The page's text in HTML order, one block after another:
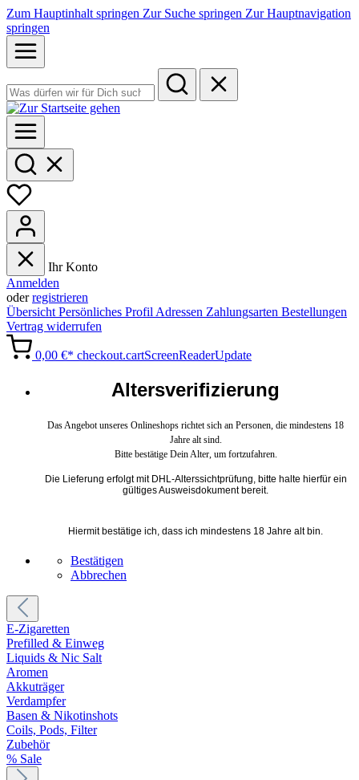
Zum Hauptinhalt springen Zur Suche springen Zur Hauptnavigation
springen
Ihr Konto
Anmelden
oderregistrieren
Übersicht Persönliches Profil Adressen Zahlungsarten Bestellungen
Vertrag widerrufen
0,00 €* checkout.cartScreenReaderUpdate
Altersverifizierung
Das Angebot unseres Onlineshops richtet sich an Personen, die mindestens 18
Jahre alt sind.
Bitte bestätige Dein Alter, um fortzufahren.
Die Lieferung erfolgt mit DHL-Alterssichtprüfung, bitte halte hierfür ein
gültiges Ausweisdokument bereit.
Hiermit bestätige ich, dass ich mindestens 18 Jahre alt bin.
Bestätigen
Abbrechen
E-Zigaretten
Prefilled & Einweg
Liquids & Nic Salt
Aromen
Akkuträger
Verdampfer
Basen & Nikotinshots
Coils, Pods, Filter
Zubehör
% Sale